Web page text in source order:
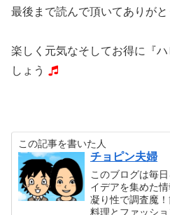
最後まで読んで頂いてありがと
楽しく元気なそしてお得に『
しょう
この記事を書いた人
チョピン夫婦
このブログは毎
イデアを集めた情
凝り性で調査魔！
料理とファッシ